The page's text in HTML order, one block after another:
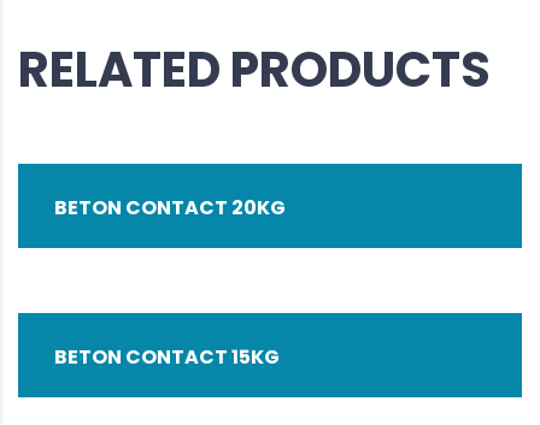
RELATED PRODUCTS
BETON CONTACT 20KG
BETON CONTACT 15KG